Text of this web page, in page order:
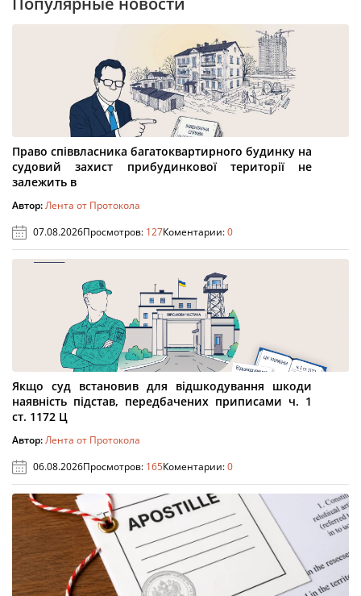
Право співвласника багатоквартирного будинку на
судовий захист прибудинкової території не
залежить в
Автор:Лента от Протокола
07.08.2026Просмотров: 127Коментарии:0
Якщо суд встановив для відшкодування шкоди
наявність підстав, передбачених приписами ч. 1
ст. 1172 Ц
Автор:Лента от Протокола
06.08.2026Просмотров: 165Коментарии:0